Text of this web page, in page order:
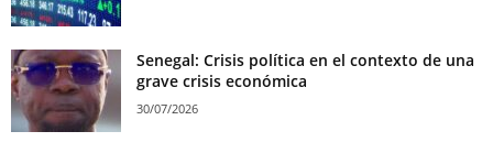
Senegal: Crisis política en el contexto de una
grave crisis económica
30/07/2026